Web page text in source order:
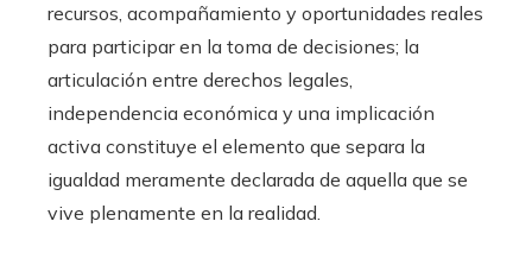
recursos, acompañamiento y oportunidades reales
para participar en la toma de decisiones; la
articulación entre derechos legales,
independencia económica y una implicación
activa constituye el elemento que separa la
igualdad meramente declarada de aquella que se
vive plenamente en la realidad.